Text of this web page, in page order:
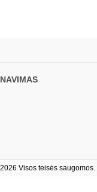
Visos teisės saugomos. |